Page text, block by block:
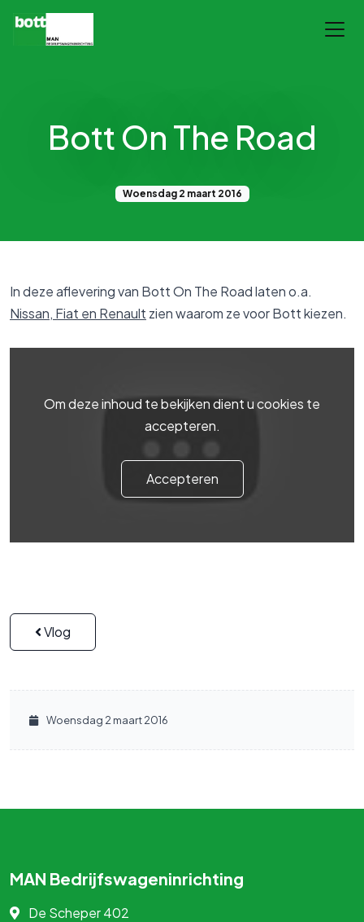
Bott On The Road
Woensdag 2 maart 2016
In deze aflevering van Bott On The Road laten o.a.
Nissan, Fiat en Renault zien waarom ze voor Bott kiezen.
Om deze inhoud te bekijken dient u cookies te
accepteren.
Accepteren
Vlog
Woensdag 2 maart 2016
MAN Bedrijfswageninrichting
De Scheper 402